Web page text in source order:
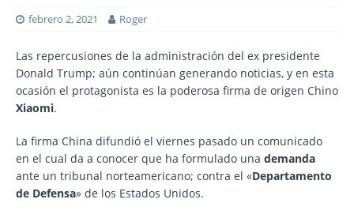
febrero 2, 2021 Roger
Las repercusiones de la administración del ex presidente
Donald Trump; aún continúan generando noticias, y en esta
ocasión el protagonista es la poderosa firma de origen Chino
Xiaomi.
La firma China difundió el viernes pasado un comunicado
en el cual da a conocer que ha formulado una demanda
ante un tribunal norteamericano; contra el «Departamento
de Defensa» de los Estados Unidos.